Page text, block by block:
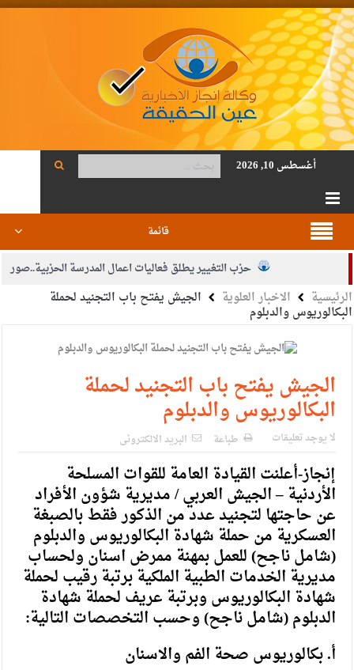
أغسطس 10, 2026
قائمة
حزب التغيير يطلق فعاليات اعمال المدرسة الحزبية..صور
الجيش يفتح باب التجنيد لحملة البكالوريوس في الحقوق والقانون
الإسلامية والمسيحية
الأمن يتلف 16 مليون حبة كبتاجون و1480 كغم مواد مخدرة
النواب يقر مشروع تعديل قانون الملكية العقارية
القاضي يلتقي رؤساء تحرير الصحف اليومية ويؤكد حرص مجلس
النواب على شراكة فاعلة مع الإعلام
دعوة المكلفين بخدمة العلم (الدفعة الثالثة) إلى مراجعة منصة خدمة
العلم
الملك يلتقي مجموعة من رفاق السلاح
الملك يتلقى اتصالا هاتفيا من العاهل البحريني
القاضي محمود أحمد فريحات.. مبارك ومزيدا من التوفيق
الرئيسية الاخبار العلوية الجيش يفتح باب التجنيد لحملة
البكالوريوس والدبلوم
الجيش يفتح باب التجنيد لحملة
البكالوريوس والدبلوم
لا يوجد تعليقات طباعة البريد الالكترونى
إنجاز-أعلنت القيادة العامة للقوات المسلحة
الأردنية – الجيش العربي / مديرية شؤون الأفراد
عن حاجتها لتجنيد عدد من الذكور فقط بالصبغة
العسكرية من حملة شهادة البكالوريوس والدبلوم
(شامل ناجح) للعمل بمهنة ممرض اسنان ولحساب
مديرية الخدمات الطبية الملكية برتبة رقيب لحملة
شهادة البكالوريوس وبرتبة عريف لحملة شهادة
الدبلوم (شامل ناجح) وحسب التخصصات التالية:
أ. بكالوريوس صحة الفم والاسنان